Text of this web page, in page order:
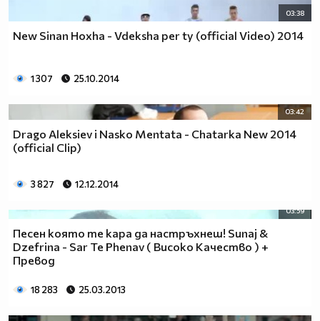
03:38
New Sinan Hoxha - Vdeksha per ty (official Video) 2014
1 307 25.10.2014
03:42
Drago Aleksiev i Nasko Mentata - Chatarka New 2014
(official Clip)
3 827 12.12.2014
03:59
Песен която те кара да настръхнеш! Sunaj &
Dzefrina - Sar Te Phenav ( Високо Качество ) +
Превод
18 283 25.03.2013